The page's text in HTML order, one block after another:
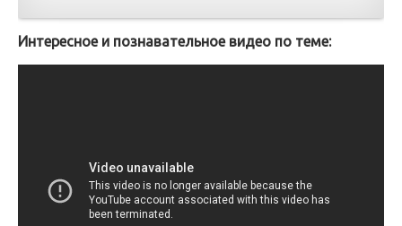
Интересное и познавательное видео по теме: